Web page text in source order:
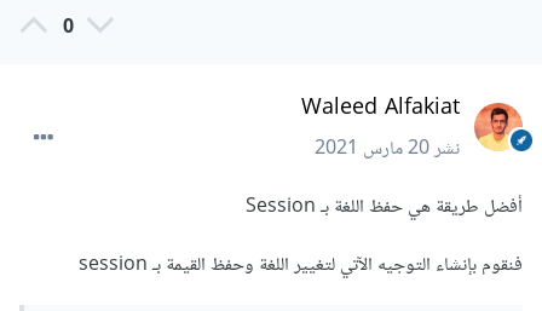
0
Waleed Alfakiat
نشر20 مارس 2021
أفضل طريقة هي حفظ اللغة بـ Session
فنقوم بإنشاء التوجيه الآتي لتغيير اللغة وحفظ القيمة بـ session